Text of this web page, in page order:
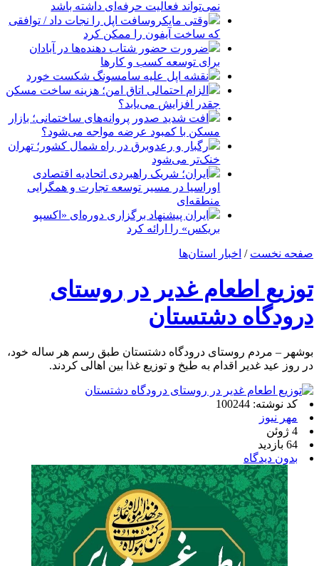
نمی‌تواند فعالیت حرفه‌ای داشته باشد
وقتی مایکروسافت اپل را نجات داد / توافقی
که ساخت آیفون را ممکن کرد
ضرورت حضور شتاب ‌دهنده‌ها در آبادان
برای توسعه کسب‌ و کارها
نقشه اپل علیه سامسونگ شکست خورد
الزام احتمالی اتاق امن؛ هزینه ساخت مسکن
چقدر افزایش می‌یابد؟
افت شدید صدور پروانه‌های ساختمانی؛ بازار
مسکن با کمبود عرضه مواجه می‌شود؟
رگبار و رعدوبرق در راه شمال کشور؛ تهران
خنک‌تر می‌شود
ایران؛ شریک راهبردی اتحادیه اقتصادی
اوراسیا در مسیر توسعه تجارت و همگرایی
منطقه‌ای
ایران پیشنهاد برگزاری دوره‌ای «اکسپو
بریکس» را ارائه کرد
صفحه نخست / اخبار استان‌ها
توزیع اطعام غدیر در روستای
درودگاه دشتستان
بوشهر – مردم روستای درودگاه دشتستان طبق رسم هر ساله خود،
در روز عید غدیر اقدام به طبخ و توزیع غذا بین اهالی کردند.
کد نوشته: 100244
مهر نیوز
4 ژوئن
64 بازدید
بدون دیدگاه